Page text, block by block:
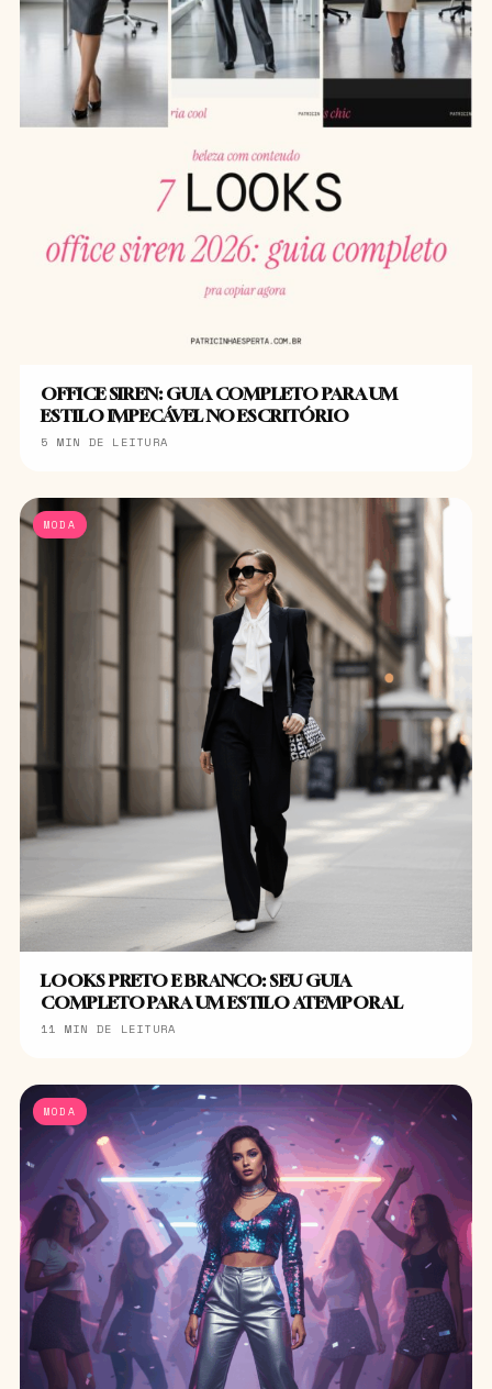
OFFICE SIREN: GUIA COMPLETO PARA UM
ESTILO IMPECÁVEL NO ESCRITÓRIO
5 MIN DE LEITURA
MODA
LOOKS PRETO E BRANCO: SEU GUIA
COMPLETO PARA UM ESTILO ATEMPORAL
11 MIN DE LEITURA
MODA